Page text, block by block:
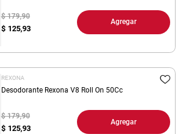
$ 125,93
$ 179,90
Agregar
REXONA
Desodorante Rexona V8 Roll On 50Cc
$ 125,93
$ 179,90
Agregar